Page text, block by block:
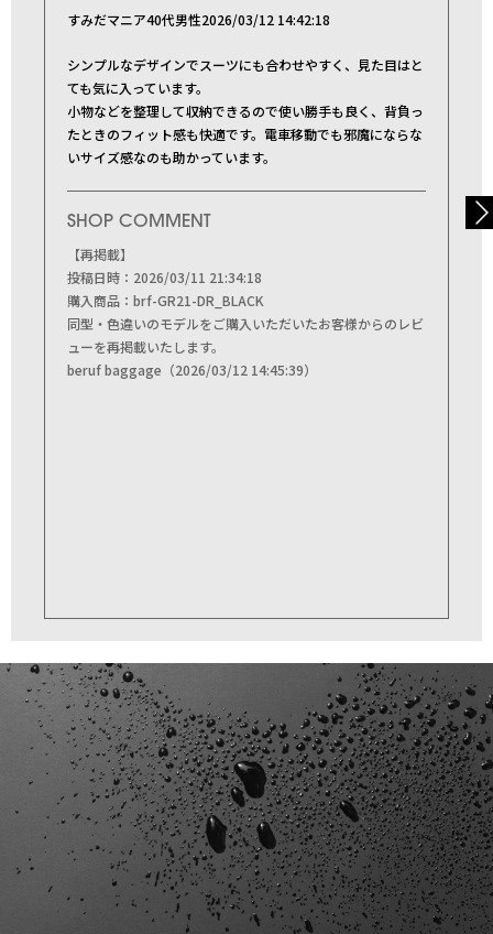
すみだマニア40代男性2026/03/12 14:42:18
シンプルなデザインでスーツにも合わせやすく、見た目はと
ても気に入っています。
小物などを整理して収納できるので使い勝手も良く、背負っ
たときのフィット感も快適です。電車移動でも邪魔にならな
いサイズ感なのも助かっています。
SHOP COMMENT
【再掲載】
投稿日時：2026/03/11 21:34:18
購入商品：brf-GR21-DR_BLACK
同型・色違いのモデルをご購入いただいたお客様からのレビ
ューを再掲載いたします。
beruf baggage（2026/03/12 14:45:39）
NEXT